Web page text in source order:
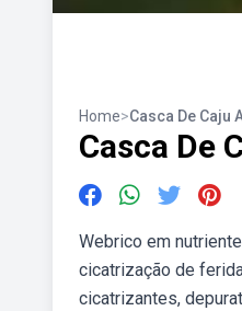
Home>Casca De Caju
Casca De
Webrico em
cicatrização de
cicatrizantes,